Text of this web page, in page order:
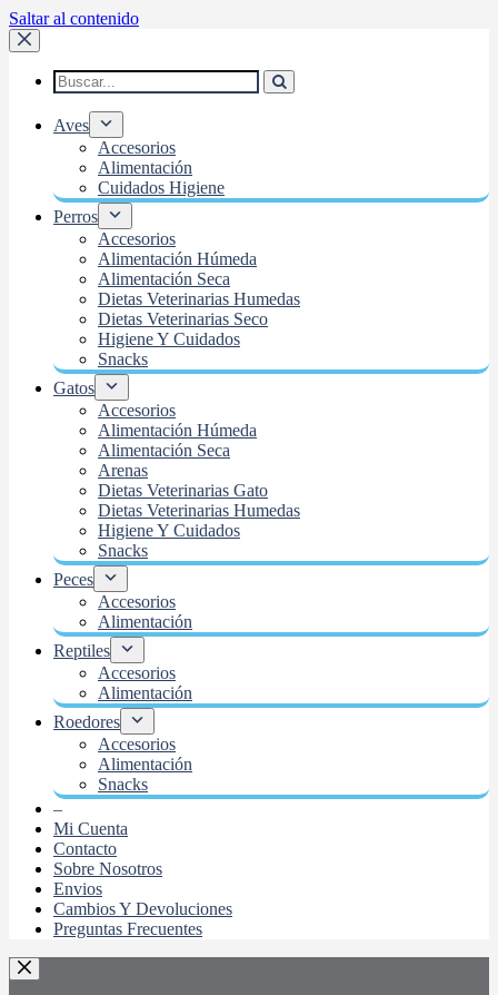
Saltar al contenido
Aves
Accesorios
Alimentación
Cuidados Higiene
Perros
Accesorios
Alimentación Húmeda
Alimentación Seca
Dietas Veterinarias Humedas
Dietas Veterinarias Seco
Higiene Y Cuidados
Snacks
Gatos
Accesorios
Alimentación Húmeda
Alimentación Seca
Arenas
Dietas Veterinarias Gato
Dietas Veterinarias Humedas
Higiene Y Cuidados
Snacks
Peces
Accesorios
Alimentación
Reptiles
Accesorios
Alimentación
Roedores
Accesorios
Alimentación
Snacks
–
Mi Cuenta
Contacto
Sobre Nosotros
Envios
Cambios Y Devoluciones
Preguntas Frecuentes